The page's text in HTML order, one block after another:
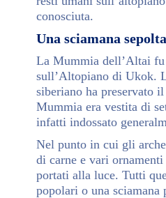
conosciuta.
Una sciamana
La Mummia dell’Altai fu
sull’Altopiano di Ukok.
siberiano ha preservato
Mummia era vestita di
infatti indossato
Nel punto in cui gli
di carne e vari
portati alla luce. Tutti
popolari o una sciamana